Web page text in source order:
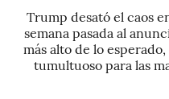
Trump desató el caos
semana pasada al
más alto de lo
tumultuoso para las